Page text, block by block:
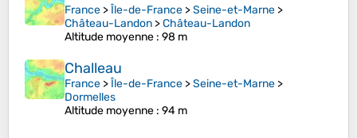
France >Île-de-France >Seine-et-Marne >
Château-Landon >Château-Landon
Altitude moyenne : 98 m
Challeau
France >Île-de-France >Seine-et-Marne >
Dormelles
Altitude moyenne : 94 m